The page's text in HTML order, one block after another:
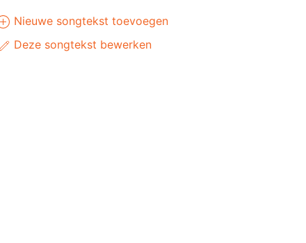
Nieuwe songtekst toevoegen
Deze songtekst bewerken